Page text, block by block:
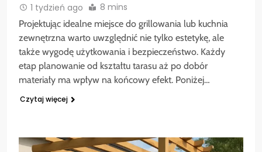
1 tydzień ago 8 mins
Projektując idealne miejsce do grillowania lub kuchnia
zewnętrzna warto uwzględnić nie tylko estetykę, ale
także wygodę użytkowania i bezpieczeństwo. Każdy
etap planowanie od kształtu tarasu aż po dobór
materiały ma wpływ na końcowy efekt. Poniżej…
Czytaj więcej